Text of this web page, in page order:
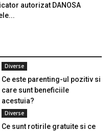
autorizat DANOSA
Diverse
Ce este parenting-ul pozitiv si
care sunt beneficiile
acestuia?
Diverse
Ce sunt rotirile gratuite si ce